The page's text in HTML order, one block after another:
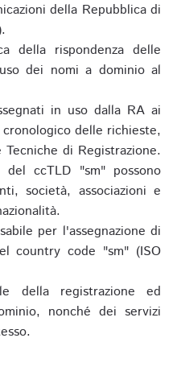
della Repubblica di
della rispondenza delle
dei nomi a dominio al
in uso dalla RA ai
delle richieste,
di Registrazione.
ccTLD "sm" possono
società, associazioni e
per l'assegnazione di
country code "sm" (ISO
della registrazione ed
nonché dei servizi